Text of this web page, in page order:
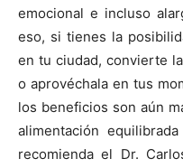
emocional e incluso
eso, si tienes la
en tu ciudad,convierte
o aprovéchala en tus
los beneficios son aún
alimentación
recomienda el Dr.